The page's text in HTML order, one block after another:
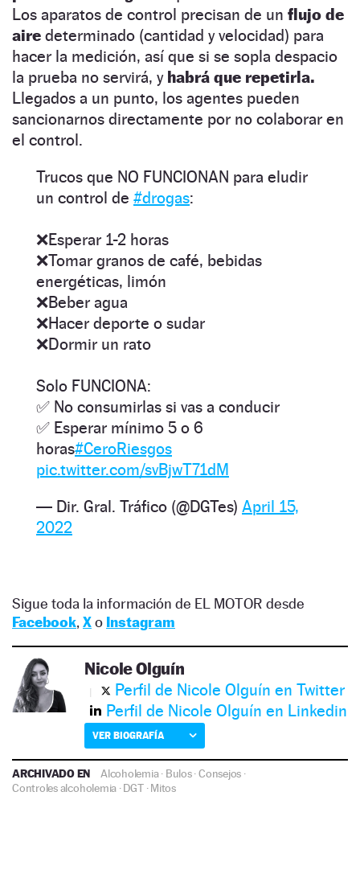
Los aparatos de control precisan de un flujo de
aire determinado (cantidad y velocidad) para
hacer la medición, así que si se sopla despacio
la prueba no servirá, y habrá que repetirla.
Llegados a un punto, los agentes pueden
sancionarnos directamente por no colaborar en
el control.
Trucos que NO FUNCIONAN para eludir
un control de #drogas:
❌Esperar 1-2 horas
❌Tomar granos de café, bebidas
energéticas, limón
❌Beber agua
❌Hacer deporte o sudar
❌Dormir un rato
Solo FUNCIONA:
✅ No consumirlas si vas a conducir
✅ Esperar mínimo 5 o 6
horas#CeroRiesgos
pic.twitter.com/svBjwT71dM
— Dir. Gral. Tráfico (@DGTes) April 15,
2022
Sigue toda la información de EL MOTOR desde
Facebook, Xo Instagram
Nicole Olguín
Perfil de Nicole Olguín en Twitter
Perfil de Nicole Olguín en Linkedin
VER BIOGRAFÍA
ARCHIVADO EN Alcoholemia· Bulos·Consejos ·
Controles alcoholemia ·DGT·Mitos